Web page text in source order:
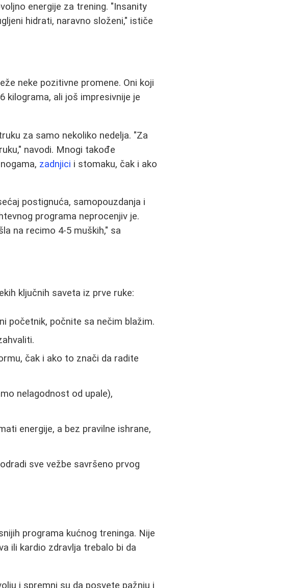
energije za trening. "Insanity
hidrati, naravno složeni," ističe
neke pozitivne promene. Oni koji
kilograma, ali još impresivnije je
za samo nekoliko nedelja. "Za
navodi. Mnogi takođe
zadnjici i stomaku, čak i ako
postignuća, samopouzdanja i
programa neprocenjiv je.
na recimo 4-5 muških," sa
ključnih saveta iz prve ruke:
početnik, počnite sa nečim blažim.
čak i ako to znači da radite
nelagodnost od upale),
energije, a bez pravilne ishrane,
sve vežbe savršeno prvog
programa kućnog treninga. Nije
ili kardio zdravlja trebalo bi da
i spremni su da posvete pažnju i